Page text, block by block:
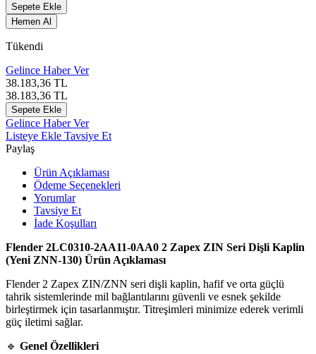
Sepete Ekle
Hemen Al
Tükendi
Gelince Haber Ver
38.183,36 TL
38.183,36 TL
Sepete Ekle
Gelince Haber Ver
Listeye Ekle Tavsiye Et
Paylaş
Ürün Açıklaması
Ödeme Seçenekleri
Yorumlar
Tavsiye Et
İade Koşulları
Flender 2LC0310-2AA11-0AA0 2 Zapex ZIN Seri Dişli Kaplin
(Yeni ZNN-130) Ürün Açıklaması
Flender 2 Zapex ZIN/ZNN seri dişli kaplin, hafif ve orta güçlü
tahrik sistemlerinde mil bağlantılarını güvenli ve esnek şekilde
birleştirmek için tasarlanmıştır. Titreşimleri minimize ederek verimli
güç iletimi sağlar.
🔹 Genel Özellikleri